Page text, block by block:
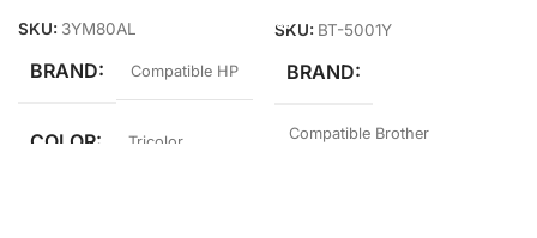
SKU: 3YM80AL
BRAND Compatible HP
COLOR Tricolor
SKU: BT-5001Y
BRAND
Compatible Brother